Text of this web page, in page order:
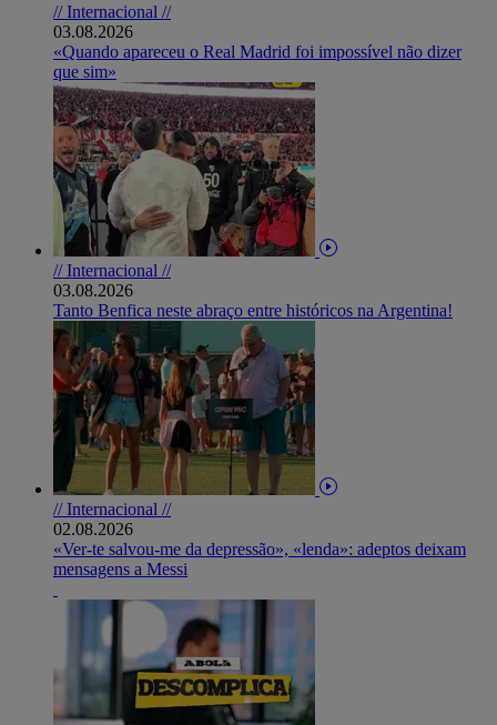
// Internacional //
03.08.2026
«Quando apareceu o Real Madrid foi impossível não dizer
que sim»
// Internacional //
03.08.2026
Tanto Benfica neste abraço entre históricos na Argentina!
// Internacional //
02.08.2026
«Ver-te salvou-me da depressão», «lenda»: adeptos deixam
mensagens a Messi